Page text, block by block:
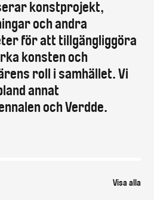
konstprojekt,
och andra
för att tillgängliggöra
konsten och
roll i samhället. Vi
annat
och Verdde.
Visa alla